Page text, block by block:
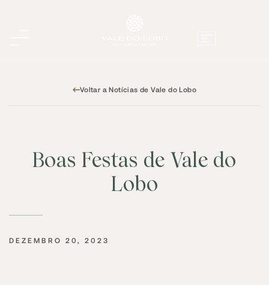
Voltar a Notícias de Vale do Lobo
Boas Festas de Vale do
Lobo
DEZEMBRO 20, 2023